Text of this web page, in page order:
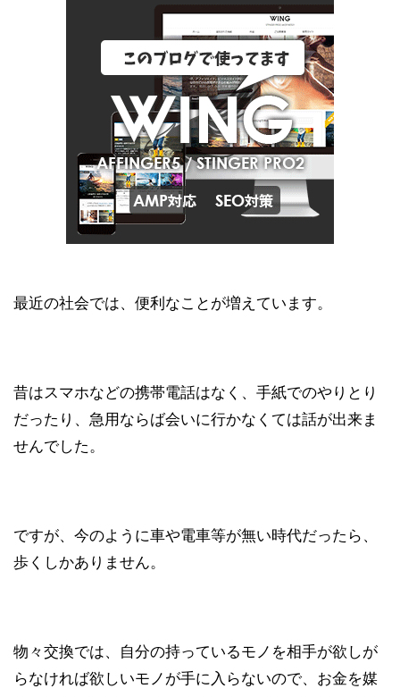
最近の社会では、便利なことが増えています。
昔はスマホなどの携帯電話はなく、手紙でのやりとり
だったり、急用ならば会いに行かなくては話が出来ま
せんでした。
ですが、今のように車や電車等が無い時代だったら、
歩くしかありません。
物々交換では、自分の持っているモノを相手が欲しが
らなければ欲しいモノが手に入らないので、お金を媒